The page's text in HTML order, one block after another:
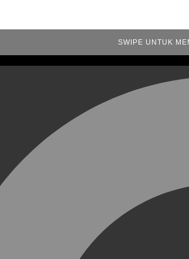
SWIPE UNTUK